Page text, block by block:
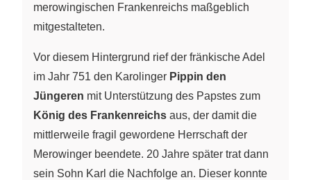
merowingischen Frankenreichs maßgeblich
mitgestalteten.
Vor diesem Hintergrund rief der fränkische Adel
im Jahr 751 den Karolinger Pippin den
Jüngeren mit Unterstützung des Papstes zum
König des Frankenreichs aus, der damit die
mittlerweile fragil gewordene Herrschaft der
Merowinger beendete. 20 Jahre später trat dann
sein Sohn Karl die Nachfolge an. Dieser konnte